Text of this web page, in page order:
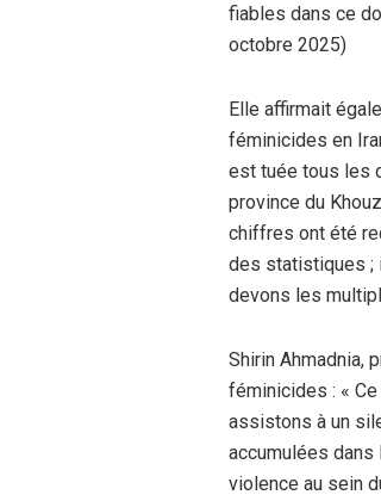
fiables dans ce
octobre 2025)
Elle affirmait
féminicides en
est tuée tous les
province du
chiffres ont été
des statistiques ;
devons les
Shirin Ahmadnia,
féminicides : «
assistons à un
accumulées dans
violence au sein